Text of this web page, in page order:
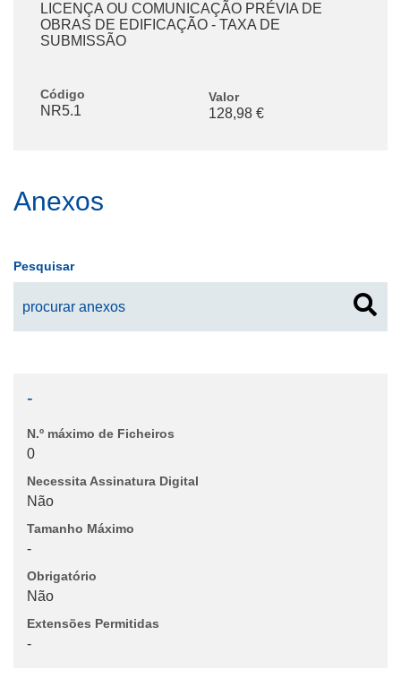
Código
NR5.1
LICENÇA OU COMUNICAÇÃO PRÉVIA DE
OBRAS DE EDIFICAÇÃO - TAXA DE
SUBMISSÃO
Valor
128,98 €
Anexos
Pesquisar
-
N.º máximo de Ficheiros
0
Necessita Assinatura Digital
Não
Tamanho Máximo
-
Obrigatório
Não
Extensões Permitidas
-